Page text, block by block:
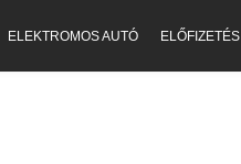
ELEKTROMOS AUTÓ ELŐFIZETÉS